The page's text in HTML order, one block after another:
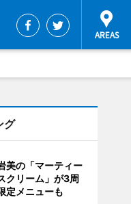
グ
美の「マーティー
クリーム」が3周
メニューも